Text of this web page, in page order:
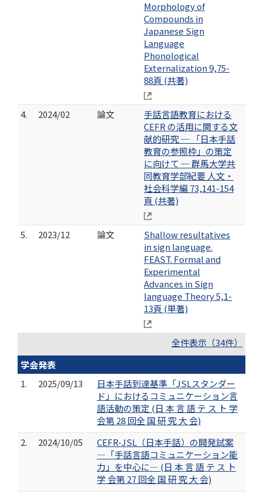
Morphology of
Compounds in
Japanese Sign
Language
Phonological
Externalization 9,75-
88頁 (共著)
4. 2024/02 論文
手話言語教育における
CEFR の活用に関する文
献的研究 ─ 「日本手話
教育の参照枠」の策定
に向けて ─ 群馬大学共
同教育学部紀要 人文・
社会科学編 73,141-154
頁 (共著)
5. 2023/12 論文
Shallow resultatives
in sign language.
FEAST. Formal and
Experimental
Advances in Sign
language Theory 5,1-
13頁 (単著)
全件表示（34件）
学会発表
1.
2025/09/13
日本手話到達基準「JSLスタンダー
ド」におけるコミュニケーション言
語活動の策定 (日 本 言 語 テ ス ト 学
会第 28 回全 国 研 究 大 会)
2.
2024/10/05
CEFR-JSL（日本手話）の開発試案
―「手話言語コミュニケーション能
力」を中心に― (日 本 言 語 テ ス ト
学 会第 27 回全 国 研 究 大 会)